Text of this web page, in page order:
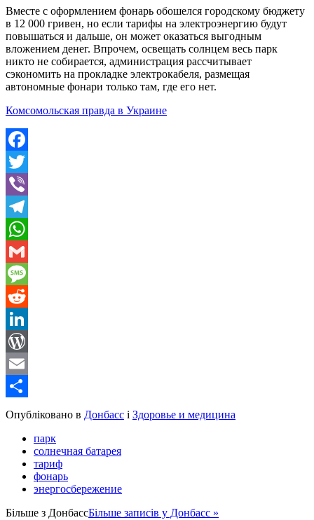
Вместе с оформлением фонарь обошелся городскому бюджету
в 12 000 гривен, но если тарифы на электроэнергию будут
повышаться и дальше, он может оказаться выгодным
вложением денег. Впрочем, освещать солнцем весь парк
никто не собирается, администрация рассчитывает
сэкономить на прокладке электрокабеля, размещая
автономные фонари только там, где его нет.
Комсомольская правда в Украине
Facebook
Twitter
Viber
Telegram
WhatsApp
Gmail
Message
Reddit
LinkedIn
WordPress
Email
Share
Опубліковано в Донбасс і Здоровье и медицина
парк
солнечная батарея
тариф
фонарь
энергосбережение
Більше з ДонбассБільше записів у Донбасс »